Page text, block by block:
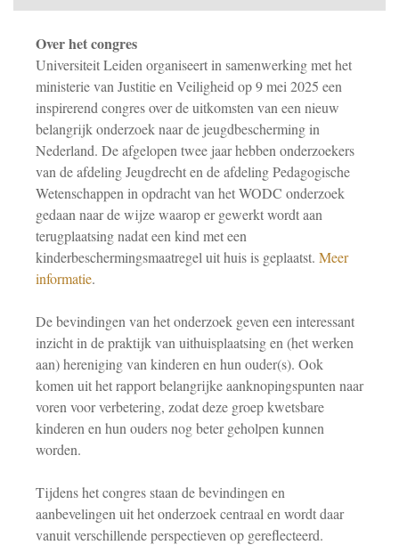
Over het congres
Universiteit Leiden organiseert in samenwerking met het
ministerie van Justitie en Veiligheid op 9 mei 2025 een
inspirerend congres over de uitkomsten van een nieuw
belangrijk onderzoek naar de jeugdbescherming in
Nederland. De afgelopen twee jaar hebben onderzoekers
van de afdeling Jeugdrecht en de afdeling Pedagogische
Wetenschappen in opdracht van het WODC onderzoek
gedaan naar de wijze waarop er gewerkt wordt aan
terugplaatsing nadat een kind met een
kinderbeschermingsmaatregel uit huis is geplaatst. Meer
informatie.
De bevindingen van het onderzoek geven een interessant
inzicht in de praktijk van uithuisplaatsing en (het werken
aan) hereniging van kinderen en hun ouder(s). Ook
komen uit het rapport belangrijke aanknopingspunten naar
voren voor verbetering, zodat deze groep kwetsbare
kinderen en hun ouders nog beter geholpen kunnen
worden.
Tijdens het congres staan de bevindingen en
aanbevelingen uit het onderzoek centraal en wordt daar
vanuit verschillende perspectieven op gereflecteerd.